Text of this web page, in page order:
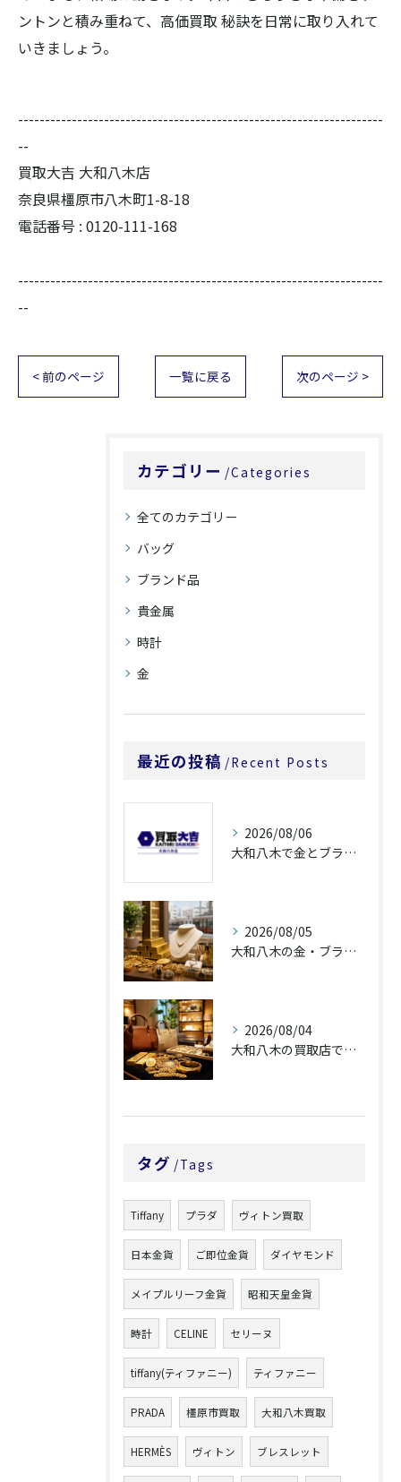
ントンと積み重ねて、高価買取 秘訣を日常に取り入れて
いきましょう。
--------------------------------------------------------------------
--
買取大吉 大和八木店
奈良県橿原市八木町1-8-18
電話番号 : 0120-111-168
--------------------------------------------------------------------
--
< 前のページ 一覧に戻る 次のページ >
カテゴリー Categories
全てのカテゴリー
バッグ
ブランド品
貴金属
時計
金
最近の投稿 Recent Posts
2026/08/06
大和八木で金とブランド品を高価買取へ近づける査定前整理
2026/08/05
大和八木の金・ブランド品買取は査定説明で選ぶ
2026/08/04
大和八木の買取店で金・ブランド品を納得査定へ
タグ Tags
Tiffany プラダ ヴィトン買取
日本金貨 ご即位金貨 ダイヤモンド
メイプルリーフ金貨 昭和天皇金貨
時計 CELINE セリーヌ
tiffany(ティファニー) ティファニー
PRADA 橿原市買取 大和八木買取
HERMÈS ヴィトン ブレスレット